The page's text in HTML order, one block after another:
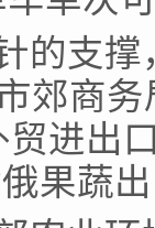
支撑
郊商
进出
果蔬